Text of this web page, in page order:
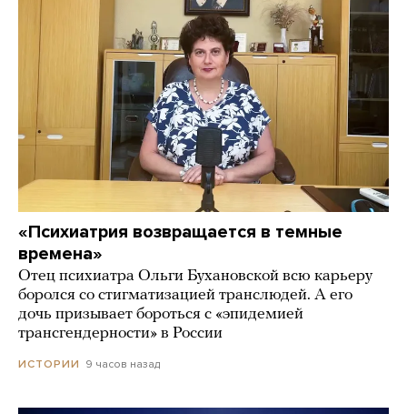
«Психиатрия возвращается в темные
времена»
Отец психиатра Ольги Бухановской всю карьеру
боролся со стигматизацией транслюдей. А его
дочь призывает бороться с «эпидемией
трансгендерности» в России
ИСТОРИИ 9 часов назад